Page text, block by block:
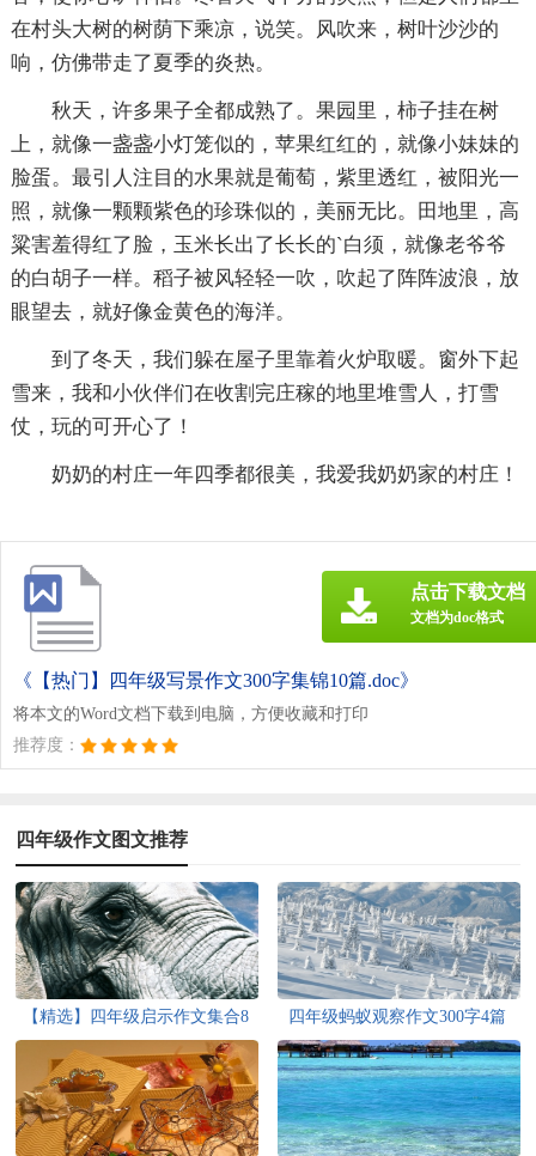
在村头大树的树荫下乘凉，说笑。风吹来，树叶沙沙的
响，仿佛带走了夏季的炎热。
秋天，许多果子全都成熟了。果园里，柿子挂在树
上，就像一盏盏小灯笼似的，苹果红红的，就像小妹妹的
脸蛋。最引人注目的水果就是葡萄，紫里透红，被阳光一
照，就像一颗颗紫色的珍珠似的，美丽无比。田地里，高
粱害羞得红了脸，玉米长出了长长的`白须，就像老爷爷
的白胡子一样。稻子被风轻轻一吹，吹起了阵阵波浪，放
眼望去，就好像金黄色的海洋。
到了冬天，我们躲在屋子里靠着火炉取暖。窗外下起
雪来，我和小伙伴们在收割完庄稼的地里堆雪人，打雪
仗，玩的可开心了！
奶奶的村庄一年四季都很美，我爱我奶奶家的村庄！
《【热门】四年级写景作文300字集锦10篇.doc》
将本文的Word文档下载到电脑，方便收藏和打印
推荐度：
点击下载文档
文档为doc格式
四年级作文图文推荐
【精选】四年级启示作文集合8
篇
四年级蚂蚁观察作文300字4篇